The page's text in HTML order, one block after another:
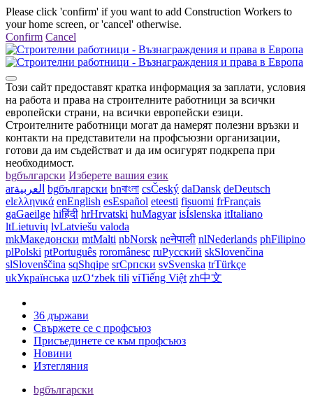
Please click 'confirm' if you want to add Construction Workers to
your home screen, or 'cancel' otherwise.
Confirm Cancel
Този сайт предоставят кратка информация за заплати, условия
на работа и права на строителните работници за всички
европейски страни, на всички европейски езици.
Строителните работници могат да намерят полезни връзки и
контакти на представители на профсъюзни организации,
готови да им съдействат и да им осигурят подкрепа при
необходимост.
bgбългарски Изберете вашия език
arالعربية bgбългарски bnবাংলা csČeský daDansk deDeutsch
elελληνικά enEnglish esEspañol eteesti fisuomi frFrançais
gaGaeilge hiहिंदी hrHrvatski huMagyar isÍslenska itItaliano
ltLietuvių lvLatviešu valoda
mkМакедонски mtMalti nbNorsk neनेपाली nlNederlands phFilipino
plPolski ptPortuguês roromânesc ruРусский skSlovenčina
slSlovenščina sqShqipe srСрпски svSvenska trTürkçe
ukУкраїнська uzOʻzbek tili viTiếng Việt zh中文
36 държави
Свържете се с профсъюз
Присъединете се към профсъюз
Новини
Изтегляния
bgбългарски